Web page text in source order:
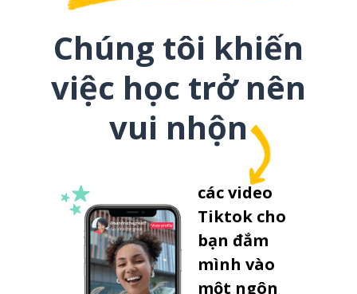
Chúng tôi khiến
việc học trở nên
vui nhộn
các video
Tiktok cho
bạn đắm
mình vào
một ngôn